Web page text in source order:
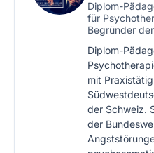
Diplom-
für
Begründer
Diplom-
mit
der Schweiz.
der